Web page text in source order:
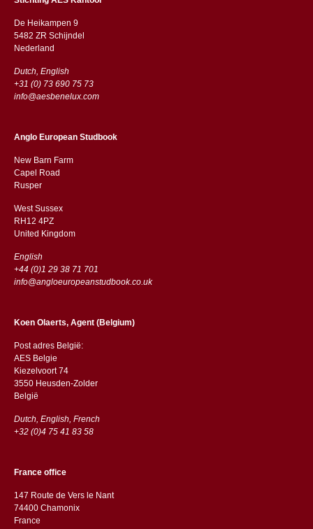
De Heikampen 9
5482 ZR Schijndel
​​Nederland
Dutch, English
+31 (0) 73 690 75 73
info@aesbenelux.com
Anglo European Studbook
New Barn Farm
Capel Road
​​Rusper
West Sussex
RH12 4PZ
​​United Kingdom
English
+44 (0)1 29 38 71 701
info@angloeuropeanstudbook.co.uk
Koen Olaerts, Agent (Belgium)
Post adres België:
AES Belgie
Kiezelvoort 74
3550 Heusden-Zolder
België
Dutch, English, French
+32 (0)4 75 41 83 58
France office
147 Route de Vers le Nant
74400 Chamonix
France